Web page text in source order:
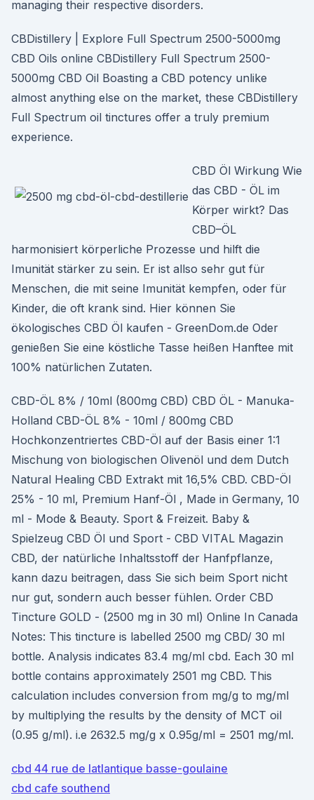
managing their respective disorders.
CBDistillery | Explore Full Spectrum 2500-5000mg
CBD Oils online CBDistillery Full Spectrum 2500-
5000mg CBD Oil Boasting a CBD potency unlike
almost anything else on the market, these CBDistillery
Full Spectrum oil tinctures offer a truly premium
experience.
CBD Öl Wirkung Wie
das CBD - ÖL im
Körper wirkt? Das
CBD–ÖL
harmonisiert körperliche Prozesse und hilft die
Imunität stärker zu sein. Er ist allso sehr gut für
Menschen, die mit seine Imunität kempfen, oder für
Kinder, die oft krank sind. Hier können Sie
ökologisches CBD Öl kaufen - GreenDom.de Oder
genießen Sie eine köstliche Tasse heißen Hanftee mit
100% natürlichen Zutaten.
CBD-ÖL 8% / 10ml (800mg CBD) CBD ÖL - Manuka-
Holland CBD-ÖL 8% - 10ml / 800mg CBD
Hochkonzentriertes CBD-Öl auf der Basis einer 1:1
Mischung von biologischen Olivenöl und dem Dutch
Natural Healing CBD Extrakt mit 16,5% CBD. CBD-Öl
25% - 10 ml, Premium Hanf-Öl , Made in Germany, 10
ml - Mode & Beauty. Sport & Freizeit. Baby &
Spielzeug CBD Öl und Sport - CBD VITAL Magazin
CBD, der natürliche Inhaltsstoff der Hanfpflanze,
kann dazu beitragen, dass Sie sich beim Sport nicht
nur gut, sondern auch besser fühlen. Order CBD
Tincture GOLD - (2500 mg in 30 ml) Online In Canada
Notes: This tincture is labelled 2500 mg CBD/ 30 ml
bottle. Analysis indicates 83.4 mg/ml cbd. Each 30 ml
bottle contains approximately 2501 mg CBD. This
calculation includes conversion from mg/g to mg/ml
by multiplying the results by the density of MCT oil
(0.95 g/ml). i.e 2632.5 mg/g x 0.95g/ml = 2501 mg/ml.
cbd 44 rue de latlantique basse-goulaine
cbd cafe southend